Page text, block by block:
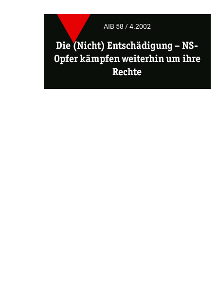
AIB 58 / 4.2002
Die (Nicht) Entschädigung–NS-
Opfer kämpfen weiterhin um ihre
Rechte